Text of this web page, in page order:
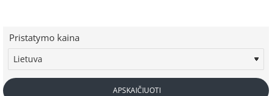
Pristatymo kaina
APSKAIČIUOTI